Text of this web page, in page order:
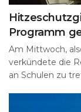
Programm
Am Mittwoch,
verkündete die
an Schulen zu